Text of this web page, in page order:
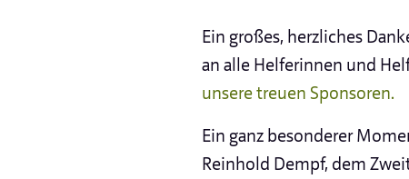
Ein großes, herzliches
an alle Helferinnen und
unsere treuen Sponsoren.
Ein ganz besonderer
Reinhold Dempf, dem